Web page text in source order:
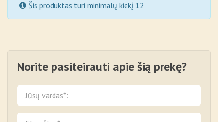
Šis produktas turi minimalų kiekį 12
Norite pasiteirauti apie šią prekę?